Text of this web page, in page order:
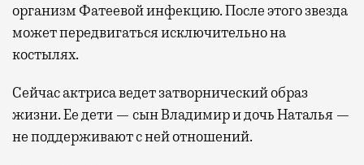
организм Фатеевой инфекцию. После этого звезда
может передвигаться исключительно на
костылях.
Сейчас актриса ведет затворнический образ
жизни. Ее дети — сын Владимир и дочь Наталья —
не поддерживают с ней отношений.